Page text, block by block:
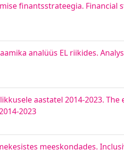
finantsstrateegia.
analüüs EL riikides.
aastatel 2014-2023.
2023
meeskondades.